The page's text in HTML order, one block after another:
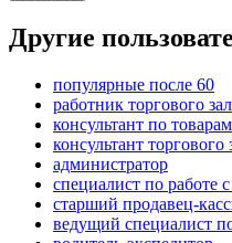
Другие
популярные после 60
работник торгового
консультант по товарам
консультант торгового
администратор
специалист по работе
старший продавец-
ведущий специалист